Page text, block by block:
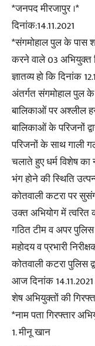
*जनपद मीरजापुर ।*
दिनांक:14.11.2021
*संगमोहाल पुल के पास
करने वाले 03 अभियुक्त
ज्ञातव्य हो कि दिनांक
अंतर्गत संगमोहाल
बालिकाओं पर अश्लील
बालिकाओं के परिजनों
परिजनों के साथ गाली
चलाते हुए धर्म विशेष का
भंग होने की स्थिति
कोतवाली कटरा पर
उक्त अभियोग में त्वरित
गठित टीम व अपर पुलिस
महोदय व प्रभारी
कोतवाली कटरा पुलिस
आज दिनांक
शेष अभियुक्तों की
*नाम पता गिरफ्तार
1. मीनू खान